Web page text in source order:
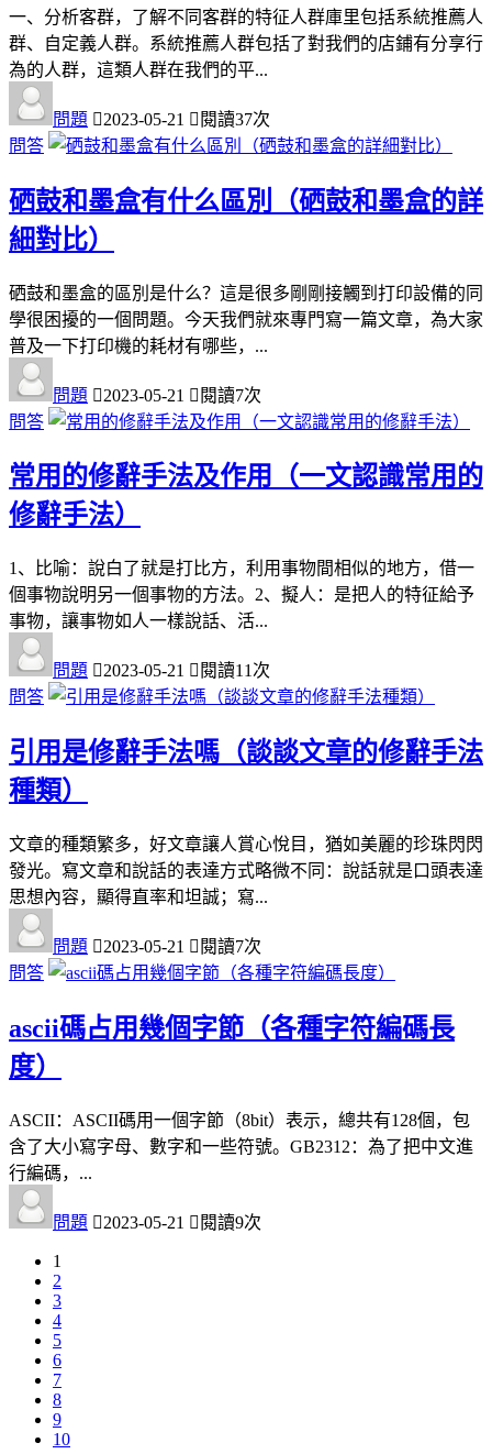
一、分析客群，了解不同客群的特征人群庫里包括系統推薦人
群、自定義人群。系統推薦人群包括了對我們的店鋪有分享行
為的人群，這類人群在我們的平...
問題 2023-05-21
閱讀37次
問答
硒鼓和墨盒有什么區別（硒鼓和墨盒的詳
細對比）
硒鼓和墨盒的區別是什么？這是很多剛剛接觸到打印設備的同
學很困擾的一個問題。今天我們就來專門寫一篇文章，為大家
普及一下打印機的耗材有哪些，...
問題 2023-05-21
閱讀7次
問答
常用的修辭手法及作用（一文認識常用的
修辭手法）
1、比喻：說白了就是打比方，利用事物間相似的地方，借一
個事物說明另一個事物的方法。2、擬人：是把人的特征給予
事物，讓事物如人一樣說話、活...
問題 2023-05-21
閱讀11次
問答
引用是修辭手法嗎（談談文章的修辭手法
種類）
文章的種類繁多，好文章讓人賞心悅目，猶如美麗的珍珠閃閃
發光。寫文章和說話的表達方式略微不同：說話就是口頭表達
思想內容，顯得直率和坦誠；寫...
問題 2023-05-21
閱讀7次
問答
ascii碼占用幾個字節（各種字符編碼長
度）
ASCII：ASCII碼用一個字節（8bit）表示，總共有128個，包
含了大小寫字母、數字和一些符號。GB2312：為了把中文進
行編碼，...
問題 2023-05-21 閱讀9次
1
2
3
4
5
6
7
8
9
10